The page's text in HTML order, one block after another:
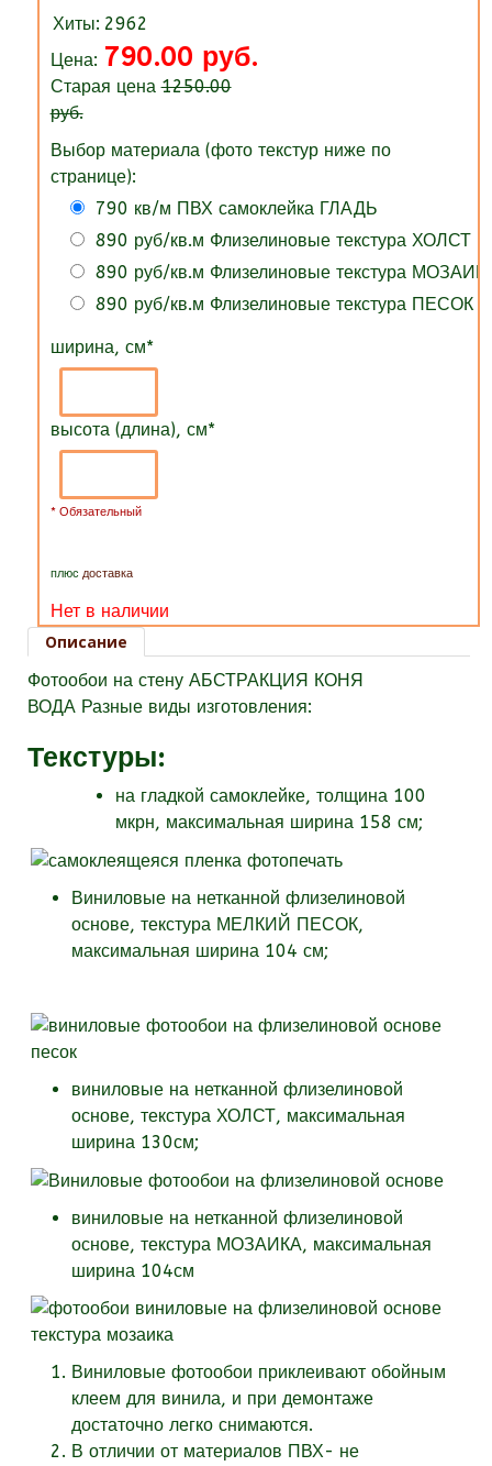
Хиты: 2962
Цена: 790.00 руб.
Старая цена1250.00
руб.
Выбор материала (фото текстур ниже по
странице):
790 кв/м ПВХ самоклейка ГЛАДЬ
890 руб/кв.м Флизелиновые текстура ХОЛСТ
890 руб/кв.м Флизелиновые текстура
890 руб/кв.м Флизелиновые текстура ПЕСОК
ширина, см*
высота (длина), см*
* Обязательный
плюс доставка
Нет в наличии
Описание
Фотообои на стену АБСТРАКЦИЯ КОНЯ
ВОДА Разные виды изготовления:
Текстуры:
на гладкой самоклейке, толщина 100
мкрн, максимальная ширина 158 см;
Виниловые на нетканной флизелиновой
основе, текстура МЕЛКИЙ ПЕСОК,
максимальная ширина 104 см;
виниловые на нетканной флизелиновой
основе, текстура ХОЛСТ, максимальная
ширина 130см;
виниловые на нетканной флизелиновой
основе, текстура МОЗАИКА, максимальная
ширина 104см
Виниловые фотообои приклеивают обойным
клеем для винила, и при демонтаже
достаточно легко снимаются.
В отличии от материалов ПВХ- не